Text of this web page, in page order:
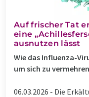
Auf frischer Tat
eine
ausnutzen lässt
Wie das Influenza-
um sich zu vermehren
06.03.2026 - Die